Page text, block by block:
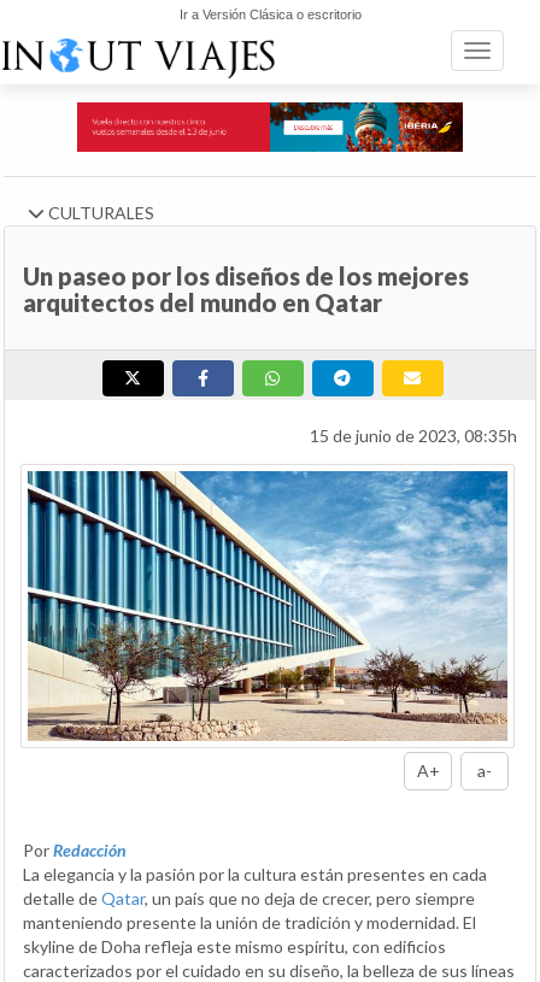
Ir a Versión Clásica o escritorio
Toggle
CULTURALES
Un paseo por los diseños de los mejores
arquitectos del mundo en Qatar
15 de junio de 2023, 08:35h
A+ a-
PorRedacción
La elegancia y la pasión por la cultura están presentes en cada
detalle deQatar, un país que no deja de crecer, pero siempre
manteniendo presente la unión de tradición y modernidad. El
skyline de Doha refleja este mismo espíritu, con edificios
caracterizados por el cuidado en su diseño, la belleza de sus líneas